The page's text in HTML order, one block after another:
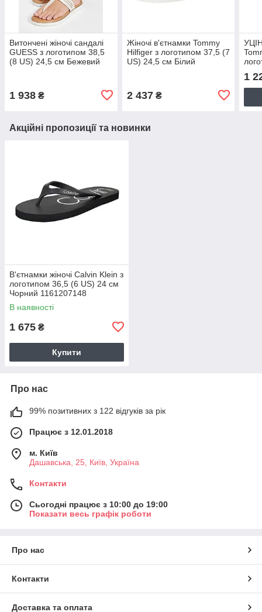
Витончені жіночі сандалі
GUESS з логотипом 38,5
(8 US) 24,5 см Бежевий
1 938 ₴
Жіночі в'єтнамки Tommy
Hilfiger з логотипом 37,5 (7
US) 24,5 см Білий
2 437₴
1
Акційні пропозиції та новинки
В'єтнамки жіночі Calvin Klein з
логотипом 36,5 (6 US) 24 см
Чорний 1161207148
В наявності
1 675 ₴
Купити
Про нас
99% позитивних з 122 відгуків за рік
Працює з 12.01.2018
м. Київ
Дашавська, 25, Київ, Україна
Контакти
Сьогодні працює з 10:00 до 19:00
Показати весь графік роботи
Про нас
Контакти
Доставка та оплата